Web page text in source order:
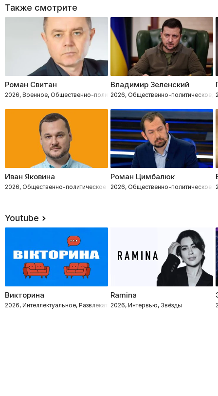
Также смотрите
Роман Свитан
2026, Военное, Общественно-политическое
Владимир Зеленский
2026, Общественно-политическое,
Иван Яковина
2026, Общественно-политическое
Роман Цимбалюк
2026, Общественно-политическое
Youtube
Викторина
2026, Интеллектуальное, Развлекательное
Ramina
2026, Интервью, Звёзды